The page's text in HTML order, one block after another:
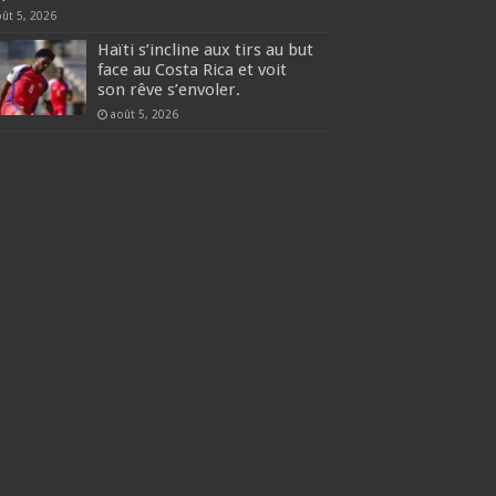
5, 2026
Haïti s’incline aux tirs au but
face au Costa Rica et voit
son rêve s’envoler.
août 5, 2026